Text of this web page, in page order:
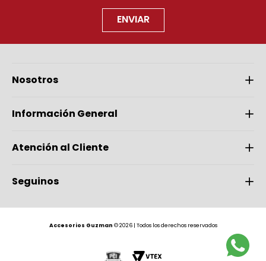
ENVIAR
Nosotros
Información General
Atención al Cliente
Seguinos
Accesorios Guzman © 2026 | Todos los derechos reservados